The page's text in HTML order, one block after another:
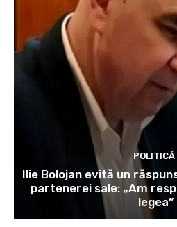
POLITICĂ
Ilie Bolojan evită un
partenerei sale: „Am
legea”